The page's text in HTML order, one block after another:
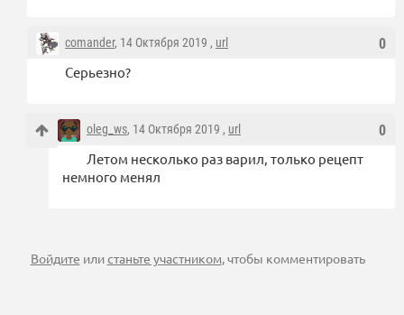
0
comander, 14 Октября 2019 , url
Серьезно?
0
oleg_ws, 14 Октября 2019 , url
Летом несколько раз варил, только рецепт
немного менял
Войдите илистаньте участником, чтобы комментировать